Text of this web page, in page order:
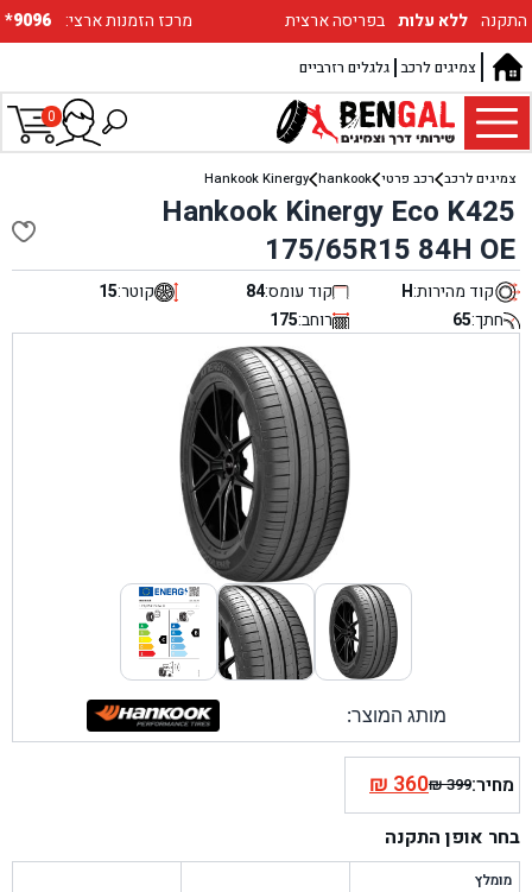
*9096 :מרכז הזמנות ארצי התקנה ללא עלות בפריסה ארצית
גלגלים רזרביים צמיגים לרכב
0
צמיגים לרכב רכב פרטי hankook
Hankook Kinergy
Hankook Kinergy Eco K425
175/65R15 84H OE
קוד מהירות:H קוד עומס:84 קוטר:15
חתך:65 רוחב:175
מותג המוצר:
מחיר: ₪399
המחיר
המקורי
היה:
₪360המחיר
הנוכחי
הוא:
בחר אופן התקנה
מומלץ